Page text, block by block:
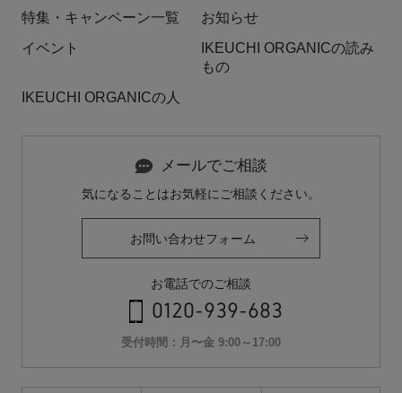
特集・キャンペーン一覧 お知らせ
イベント
IKEUCHI ORGANICの読み
もの
IKEUCHI ORGANICの人
メールでご相談
気になることはお気軽にご相談ください。
お問い合わせフォーム
お電話でのご相談
0120-939-683
受付時間：月〜金 9:00～17:00